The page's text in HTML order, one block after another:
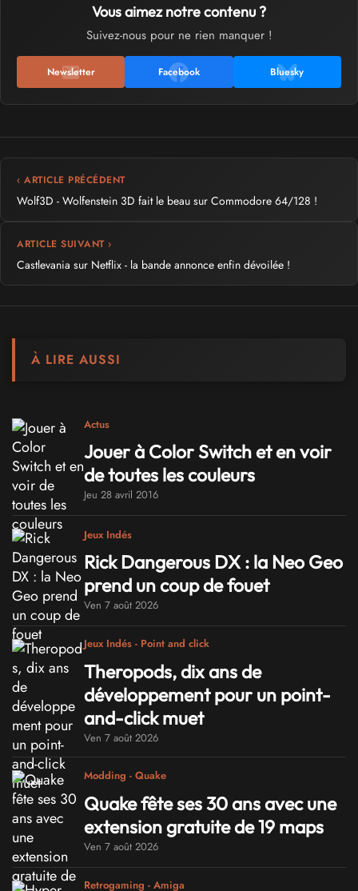
Vous aimez notre contenu ?
Suivez-nous pour ne rien manquer !
Newsletter Facebook Bluesky
‹ ARTICLE PRÉCÉDENT
Wolf3D - Wolfenstein 3D fait le beau sur Commodore 64/128 !
ARTICLE SUIVANT ›
Castlevania sur Netflix - la bande annonce enfin dévoilée !
À LIRE AUSSI
Actus
Jouer à Color Switch et en voir
de toutes les couleurs
Jeu 28 avril 2016
Jeux Indés
Rick Dangerous DX : la Neo Geo
prend un coup de fouet
Ven 7 août 2026
Jeux Indés - Point and click
Theropods, dix ans de
développement pour un point-
and-click muet
Ven 7 août 2026
Modding - Quake
Quake fête ses 30 ans avec une
extension gratuite de 19 maps
Ven 7 août 2026
Retrogaming - Amiga